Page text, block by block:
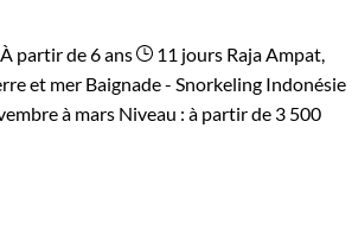
À partir de 6 ans 11 jours Raja Ampat,
et mer Baignade - Snorkeling Indonésie
à mars Niveau : à partir de 3 500